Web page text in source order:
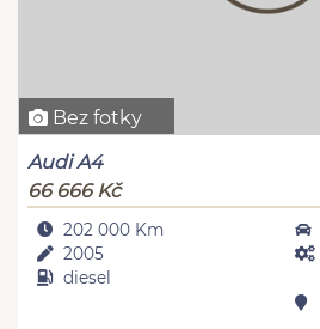
Bez fotky
Audi A4
66 666 Kč
202 000 Km
2005
diesel